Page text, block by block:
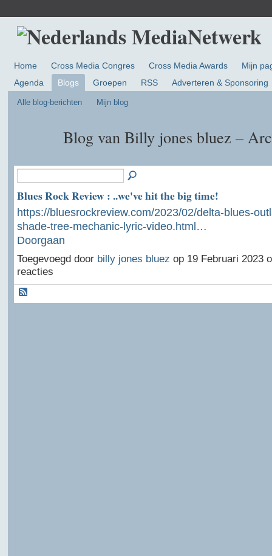
Home Cross Media Congres Cross Media Awards
Mijn
Agenda
Blogs Groepen RSS Adverteren & Sponsoring
Alle blog-berichten Mijn blog
Blog van Billy jones bluez –
Blues Rock Review : ..we've hit the big time!
https://bluesrockreview.com/2023/02/delta-blues-
shade-tree-mechanic-lyric-video.html…
Doorgaan
Toegevoegd door billy jones bluez op 19 Februari 2023
reacties